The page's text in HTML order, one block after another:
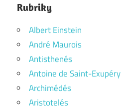
Rubriky
Albert Einstein
André Maurois
Antisthenés
Antoine de Saint-Exupéry
Archimédés
Aristotelés